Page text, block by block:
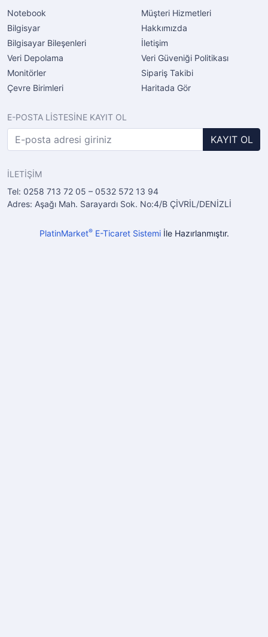
Notebook
Bilgisyar
Bilgisayar Bileşenleri
Veri Depolama
Monitörler
Çevre Birimleri
Müşteri Hizmetleri
Hakkımızda
İletişim
Veri Güveniği Politikası
Sipariş Takibi
Haritada Gör
E-POSTA LİSTESİNE KAYIT OL
KAYIT OL
İLETİŞİM
Tel: 0258 713 72 05 – 0532 572 13 94
Adres: Aşağı Mah. Sarayardı Sok. No:4/B ÇİVRİL/DENİZLİ
PlatinMarket®E-Ticaret Sistemiİle Hazırlanmıştır.